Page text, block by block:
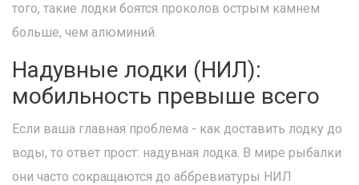
того, такие лодки боятся проколов острым камнем
больше, чем алюминий.
Надувные лодки (НИЛ):
мобильность превыше всего
Если ваша главная проблема - как доставить лодку до
воды, то ответ прост: надувная лодка. В мире рыбалки
они часто сокращаются до аббревиатуры НИЛ